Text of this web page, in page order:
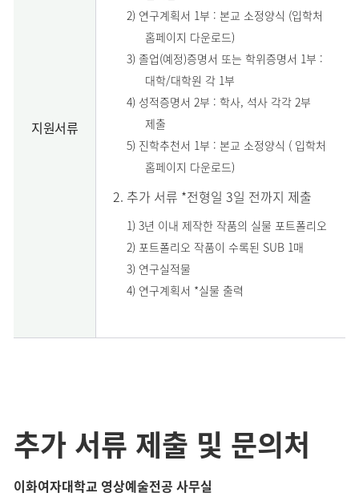
지원서류
2) 연구계획서 1부 : 본교 소정양식 (입학처
홈페이지 다운로드)
3) 졸업(예정)증명서 또는 학위증명서 1부 :
대학/대학원 각 1부
4) 성적증명서 2부 : 학사, 석사 각각 2부
제출
5) 진학추천서 1부 : 본교 소정양식 ( 입학처
홈페이지 다운로드)
추가 서류 *전형일 3일 전까지 제출
1) 3년 이내 제작한 작품의 실물 포트폴리오
2) 포트폴리오 작품이 수록된 SUB 1매
3) 연구실적물
4) 연구계획서 *실물 출력
추가 서류 제출 및 문의처
이화여자대학교 영상예술전공 사무실